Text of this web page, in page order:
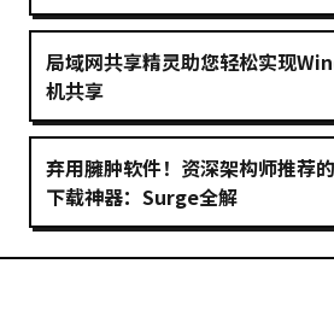
局域网共享精灵助您轻松实现
机共享
弃用臃肿软件！资深架构师推荐
下载神器：Surge全解